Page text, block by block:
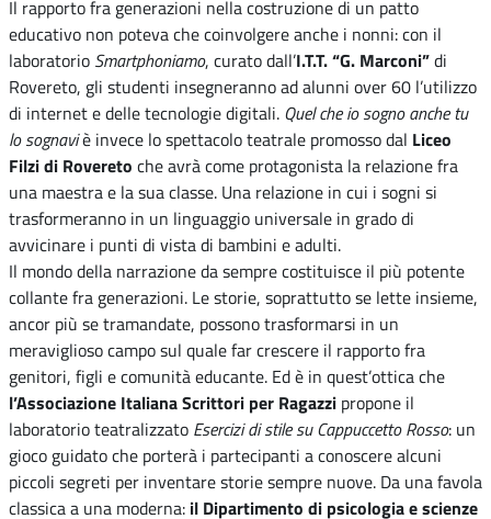
Il rapporto fra generazioni nella costruzione di un patto
educativo non poteva che coinvolgere anche i nonni: con il
laboratorio Smartphoniamo, curato dall’I.T.T. “G. Marconi”di
Rovereto, gli studenti insegneranno ad alunni over 60 l’utilizzo
di internet e delle tecnologie digitali. Quel che io sogno anche tu
lo sognaviè invece lo spettacolo teatrale promosso dal Liceo
Filzi di Rovereto che avrà come protagonista la relazione fra
una maestra e la sua classe. Una relazione in cui i sogni si
trasformeranno in un linguaggio universale in grado di
avvicinare i punti di vista di bambini e adulti.
Il mondo della narrazione da sempre costituisce il più potente
collante fra generazioni. Le storie, soprattutto se lette insieme,
ancor più se tramandate, possono trasformarsi in un
meraviglioso campo sul quale far crescere il rapporto fra
genitori, figli e comunità educante. Ed è in quest’ottica che
l’Associazione Italiana Scrittori per Ragazzi propone il
laboratorio teatralizzato Esercizi di stile su Cappuccetto Rosso: un
gioco guidato che porterà i partecipanti a conoscere alcuni
piccoli segreti per inventare storie sempre nuove. Da una favola
classica a una moderna: il Dipartimento di psicologia e scienze